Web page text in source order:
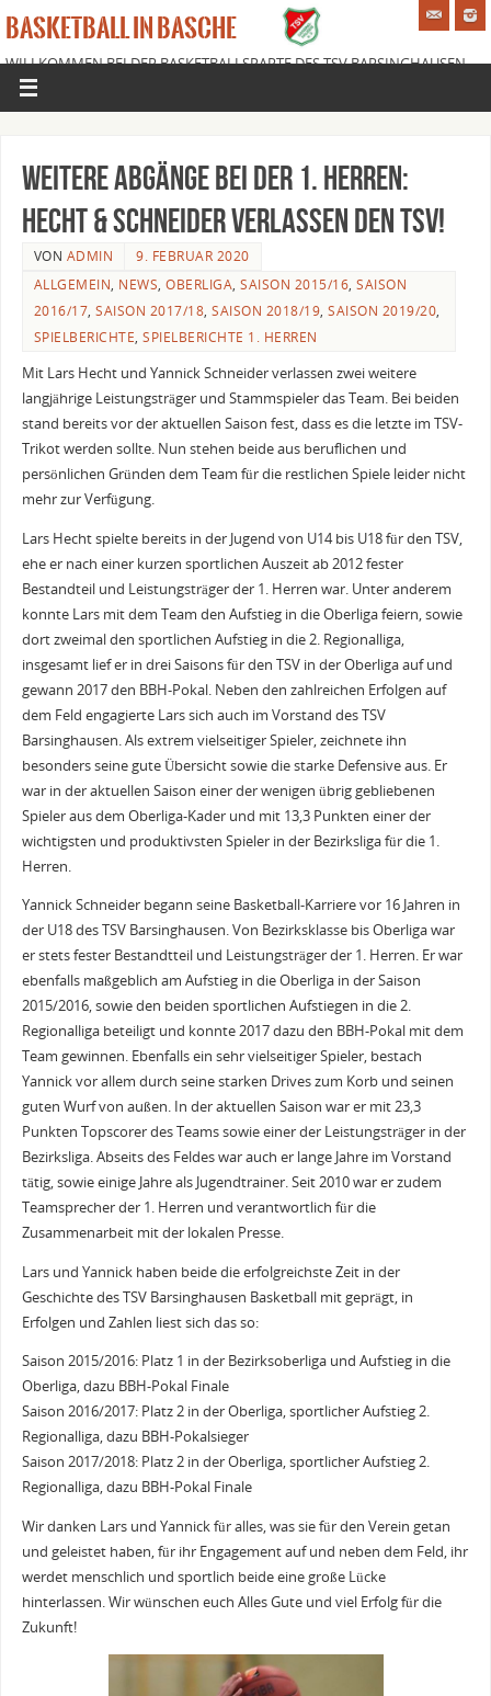
BASKETBALL IN BASCHE
WILLKOMMEN BEI DER BASKETBALLSPARTE DES TSV BARSINGHAUSEN
E.V.
Weitere Abgänge bei der 1. Herren:
Hecht & Schneider verlassen den TSV!
VON ADMIN
9. FEBRUAR 2020
ALLGEMEIN, NEWS,OBERLIGA,SAISON 2015/16,SAISON
2016/17,SAISON 2017/18,SAISON 2018/19,SAISON 2019/20,
SPIELBERICHTE,SPIELBERICHTE 1. HERREN
Mit Lars Hecht und Yannick Schneider verlassen zwei weitere
langjährige Leistungsträger und Stammspieler das Team. Bei beiden
stand bereits vor der aktuellen Saison fest, dass es die letzte im TSV-
Trikot werden sollte. Nun stehen beide aus beruflichen und
persönlichen Gründen dem Team für die restlichen Spiele leider nicht
mehr zur Verfügung.
Lars Hecht spielte bereits in der Jugend von U14 bis U18 für den TSV,
ehe er nach einer kurzen sportlichen Auszeit ab 2012 fester
Bestandteil und Leistungsträger der 1. Herren war. Unter anderem
konnte Lars mit dem Team den Aufstieg in die Oberliga feiern, sowie
dort zweimal den sportlichen Aufstieg in die 2. Regionalliga,
insgesamt lief er in drei Saisons für den TSV in der Oberliga auf und
gewann 2017 den BBH-Pokal. Neben den zahlreichen Erfolgen auf
dem Feld engagierte Lars sich auch im Vorstand des TSV
Barsinghausen. Als extrem vielseitiger Spieler, zeichnete ihn
besonders seine gute Übersicht sowie die starke Defensive aus. Er
war in der aktuellen Saison einer der wenigen übrig gebliebenen
Spieler aus dem Oberliga-Kader und mit 13,3 Punkten einer der
wichtigsten und produktivsten Spieler in der Bezirksliga für die 1.
Herren.
Yannick Schneider begann seine Basketball-Karriere vor 16 Jahren in
der U18 des TSV Barsinghausen. Von Bezirksklasse bis Oberliga war
er stets fester Bestandtteil und Leistungsträger der 1. Herren. Er war
ebenfalls maßgeblich am Aufstieg in die Oberliga in der Saison
2015/2016, sowie den beiden sportlichen Aufstiegen in die 2.
Regionalliga beteiligt und konnte 2017 dazu den BBH-Pokal mit dem
Team gewinnen. Ebenfalls ein sehr vielseitiger Spieler, bestach
Yannick vor allem durch seine starken Drives zum Korb und seinen
guten Wurf von außen. In der aktuellen Saison war er mit 23,3
Punkten Topscorer des Teams sowie einer der Leistungsträger in der
Bezirksliga. Abseits des Feldes war auch er lange Jahre im Vorstand
tätig, sowie einige Jahre als Jugendtrainer. Seit 2010 war er zudem
Teamsprecher der 1. Herren und verantwortlich für die
Zusammenarbeit mit der lokalen Presse.
Lars und Yannick haben beide die erfolgreichste Zeit in der
Geschichte des TSV Barsinghausen Basketball mit geprägt, in
Erfolgen und Zahlen liest sich das so:
Saison 2015/2016: Platz 1 in der Bezirksoberliga und Aufstieg in die
Oberliga, dazu BBH-Pokal Finale
Saison 2016/2017: Platz 2 in der Oberliga, sportlicher Aufstieg 2.
Regionalliga, dazu BBH-Pokalsieger
Saison 2017/2018: Platz 2 in der Oberliga, sportlicher Aufstieg 2.
Regionalliga, dazu BBH-Pokal Finale
Wir danken Lars und Yannick für alles, was sie für den Verein getan
und geleistet haben, für ihr Engagement auf und neben dem Feld, ihr
werdet menschlich und sportlich beide eine große Lücke
hinterlassen. Wir wünschen euch Alles Gute und viel Erfolg für die
Zukunft!